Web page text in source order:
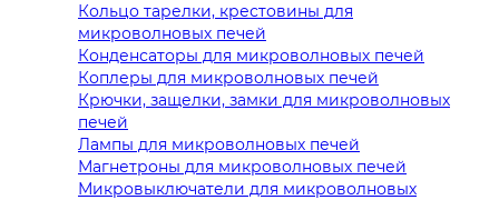
Кольцо тарелки, крестовины для
микроволновых печей
Конденсаторы для микроволновых печей
Коплеры для микроволновых печей
Крючки, защелки, замки для микроволновых
печей
Лампы для микроволновых печей
Магнетроны для микроволновых печей
Микровыключатели для микроволновых